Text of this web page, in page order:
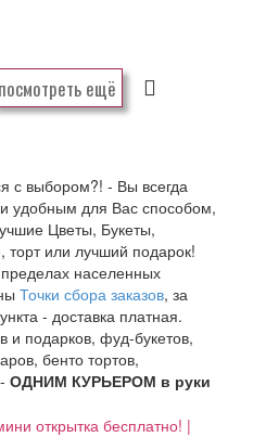
посмотреть ещё
с выбором?! - Вы всегда
удобным для Вас способом,
Цветы, Букеты,
или лучший подарок!
населенных
Точки сбора заказов, за
- доставка платная.
и подарков, фуд-букетов,
бенто тортов,
ОДНИМ КУРЬЕРОМ в руки
открытка бесплатно! |